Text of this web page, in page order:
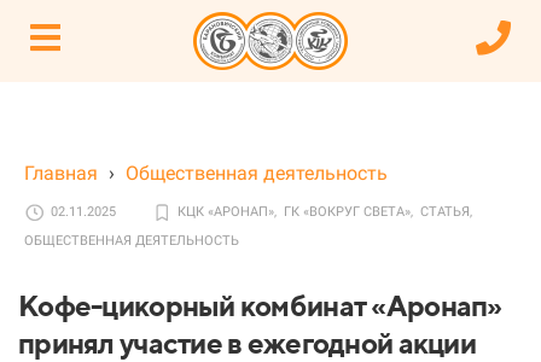
Главная › Общественная деятельность
02.11.2025 КЦК «АРОНАП», ГК «ВОКРУГ СВЕТА», СТАТЬЯ,
ОБЩЕСТВЕННАЯ ДЕЯТЕЛЬНОСТЬ
Кофе-цикорный комбинат «Аронап»
принял участие в ежегодной акции